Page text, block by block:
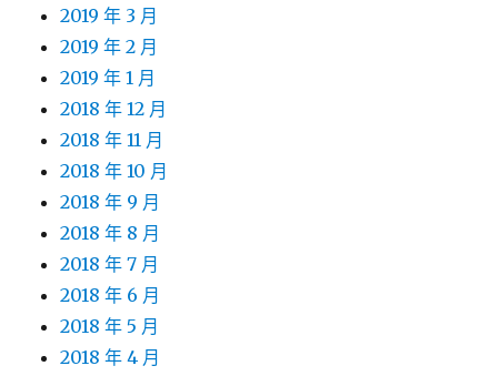
2019 年 3 月
2019 年 2 月
2019 年 1 月
2018 年 12 月
2018 年 11 月
2018 年 10 月
2018 年 9 月
2018 年 8 月
2018 年 7 月
2018 年 6 月
2018 年 5 月
2018 年 4 月